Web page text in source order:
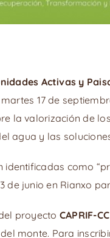
Activas y
17 de
la valorización de
agua y las
identificadas como
de junio en Rianxo
proyecto CAPRIF-CC
monte. Para